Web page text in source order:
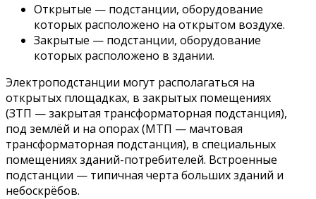
Открытые — подстанции, оборудование
которых расположено на открытом воздухе.
Закрытые — подстанции, оборудование
которых расположено в здании.
Электроподстанции могут располагаться на
открытых площадках, в закрытых помещениях
(ЗТП — закрытая трансформаторная подстанция),
под землёй и на опорах (МТП — мачтовая
трансформаторная подстанция), в специальных
помещениях зданий-потребителей. Встроенные
подстанции — типичная черта больших зданий и
небоскрёбов.